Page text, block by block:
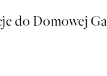
do Domowej